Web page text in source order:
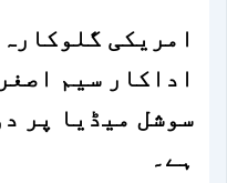
امریکی
اداکار سیم
سوشل میڈیا پر
ہے۔